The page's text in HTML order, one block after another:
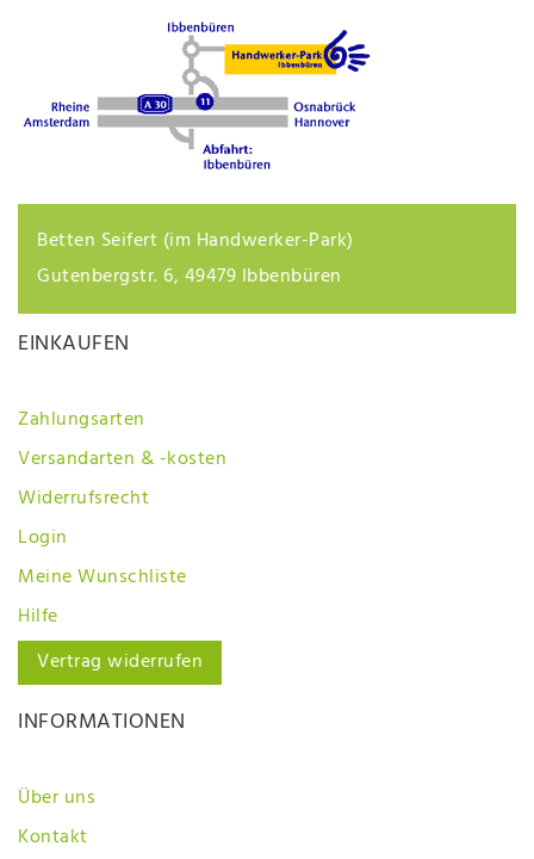
Betten Seifert (im Handwerker-Park)
Gutenbergstr. 6, 49479 Ibbenbüren
EINKAUFEN
Zahlungsarten
Versandarten & -kosten
Widerrufsrecht
Login
Meine Wunschliste
Hilfe
Vertrag widerrufen
INFORMATIONEN
Über uns
Kontakt